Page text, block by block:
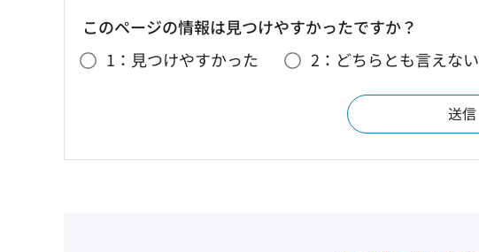
このページの情報は見つけやすかったですか？
1：見つけやすかった
2：どちらとも言えない